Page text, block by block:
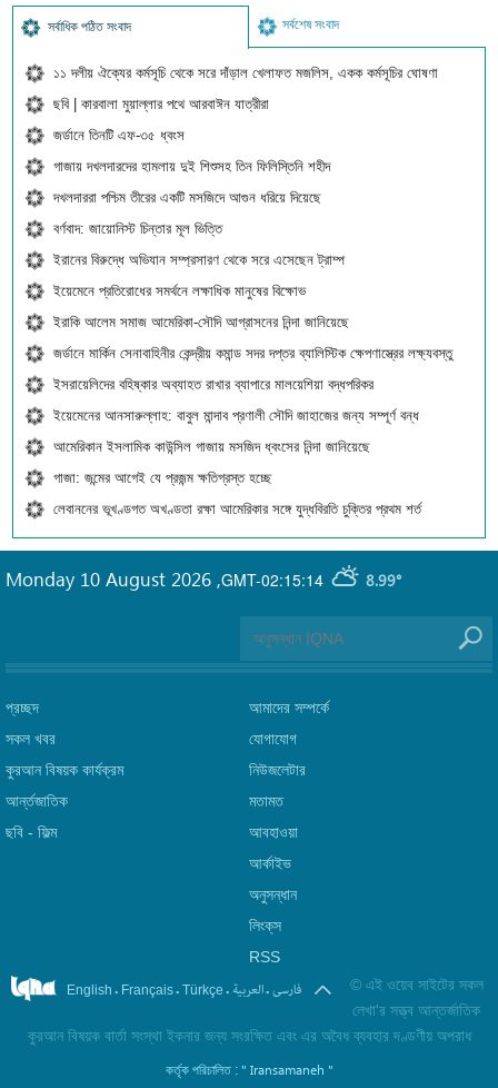
সর্বাধিক পঠিত সংবাদ সর্বশেষ সংবাদ
১১ দলীয় ঐক্যের কর্মসূচি থেকে সরে দাঁড়াল খেলাফত মজলিস, একক কর্মসূচির ঘোষণা
ছবি | কারবালা মুয়াল্লার পথে আরবাঈন যাত্রীরা
জর্ডানে তিনটি এফ-৩৫ ধ্বংস
গাজায় দখলদারদের হামলায় দুই শিশুসহ তিন ফিলিস্তিনি শহীদ
দখলদাররা পশ্চিম তীরের একটি মসজিদে আগুন ধরিয়ে দিয়েছে
বর্ণবাদ: জায়োনিস্ট চিন্তার মূল ভিত্তি
ইরানের বিরুদ্ধে অভিযান সম্প্রসারণ থেকে সরে এসেছেন ট্রাম্প
ইয়েমেনে প্রতিরোধের সমর্থনে লক্ষাধিক মানুষের বিক্ষোভ
ইরাকি আলেম সমাজ আমেরিকা-সৌদি আগ্রাসনের নিন্দা জানিয়েছে
জর্ডানে মার্কিন সেনাবাহিনীর কেন্দ্রীয় কমান্ড সদর দপ্তর ব্যালিস্টিক ক্ষেপণাস্ত্রের লক্ষ্যবস্তু
ইসরায়েলিদের বহিষ্কার অব্যাহত রাখার ব্যাপারে মালয়েশিয়া বদ্ধপরিকর
ইয়েমেনের আনসারুল্লাহ: বাবুল মান্দাব প্রণালী সৌদি জাহাজের জন্য সম্পূর্ণ বন্ধ
আমেরিকান ইসলামিক কাউন্সিল গাজায় মসজিদ ধ্বংসের নিন্দা জানিয়েছে
গাজা: জন্মের আগেই যে প্রজন্ম ক্ষতিগ্রস্ত হচ্ছে
লেবাননের ভূখণ্ডগত অখণ্ডতা রক্ষা আমেরিকার সঙ্গে যুদ্ধবিরতি চুক্তির প্রথম শর্ত
GMT-02:15:14 8.99°
Monday 10 August 2026 ,
প্রচ্ছদ
সকল খবর
কুরআন বিষয়ক কার্যক্রম
আর্ন্তজাতিক
ছবি‎ - ফিল্ম
আমাদের সম্পর্কে
যোগাযোগ
নিউজলেটার
মতামত
আবহাওয়া
আর্কাইভ
অনুসন্ধান
লিংক্‌স
RSS
English . Français. Türkçe . العربیة.فارسی © এই ওয়েব সাইটের সকল
লেখা'র সত্ত্ব আন্তর্জাতিক
কুরআন বিষয়ক বার্তা সংস্থা ইকনার জন্য সংরক্ষিত এবং এর অবৈধ ব্যবহার দণ্ডণীয় অপরাধ
কর্তৃক পরিচালিত : " Iransamaneh "